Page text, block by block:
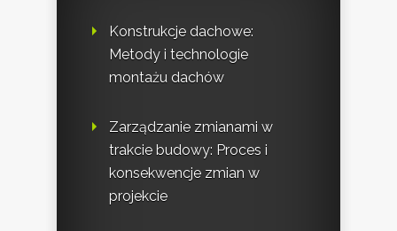
Konstrukcje dachowe:
Metody i technologie
montażu dachów
Zarządzanie zmianami w
trakcie budowy: Proces i
konsekwencje zmian w
projekcie